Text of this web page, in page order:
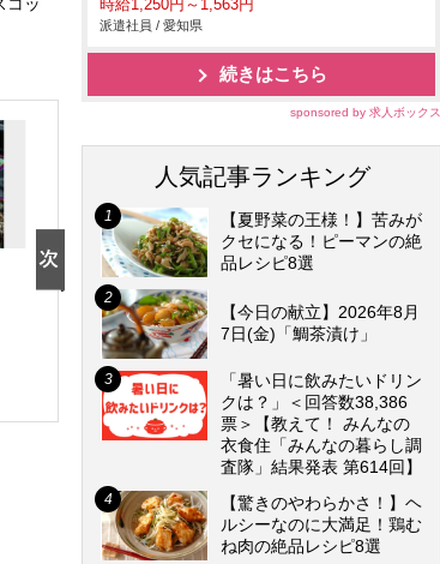
時給1,250円～1,563円
派遣社員 / 愛知県
続きはこちら
sponsored by 求人ボックス
人気記事ランキング
【夏野菜の王様！】苦みが
クセになる！ピーマンの絶
品レシピ8選
【今日の献立】2026年8月
7日(金)「鯛茶漬け」
「暑い日に飲みたいドリン
クは？」＜回答数38,386
票＞【教えて！ みんなの
衣食住「みんなの暮らし調
査隊」結果発表 第614回】
【驚きのやわらかさ！】ヘ
ルシーなのに大満足！鶏む
ね肉の絶品レシピ8選